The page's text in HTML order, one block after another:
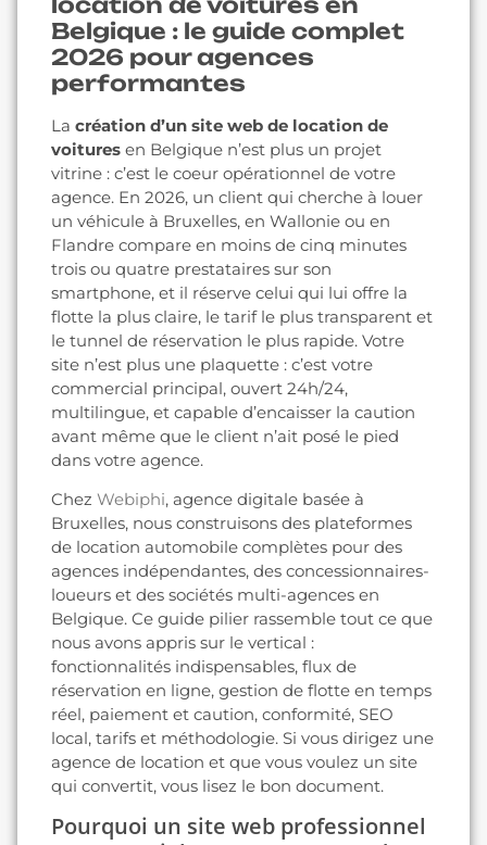
Belgique : le guide complet
2026 pour agences
performantes
La création d’un site web de location de
voitures en Belgique n’est plus un projet
vitrine : c’est le coeur opérationnel de votre
agence. En 2026, un client qui cherche à louer
un véhicule à Bruxelles, en Wallonie ou en
Flandre compare en moins de cinq minutes
trois ou quatre prestataires sur son
smartphone, et il réserve celui qui lui offre la
flotte la plus claire, le tarif le plus transparent et
le tunnel de réservation le plus rapide. Votre
site n’est plus une plaquette : c’est votre
commercial principal, ouvert 24h/24,
multilingue, et capable d’encaisser la caution
avant même que le client n’ait posé le pied
dans votre agence.
Chez Webiphi, agence digitale basée à
Bruxelles, nous construisons des plateformes
de location automobile complètes pour des
agences indépendantes, des concessionnaires-
loueurs et des sociétés multi-agences en
Belgique. Ce guide pilier rassemble tout ce que
nous avons appris sur le vertical :
fonctionnalités indispensables, flux de
réservation en ligne, gestion de flotte en temps
réel, paiement et caution, conformité, SEO
local, tarifs et méthodologie. Si vous dirigez une
agence de location et que vous voulez un site
qui convertit, vous lisez le bon document.
Pourquoi un site web professionnel